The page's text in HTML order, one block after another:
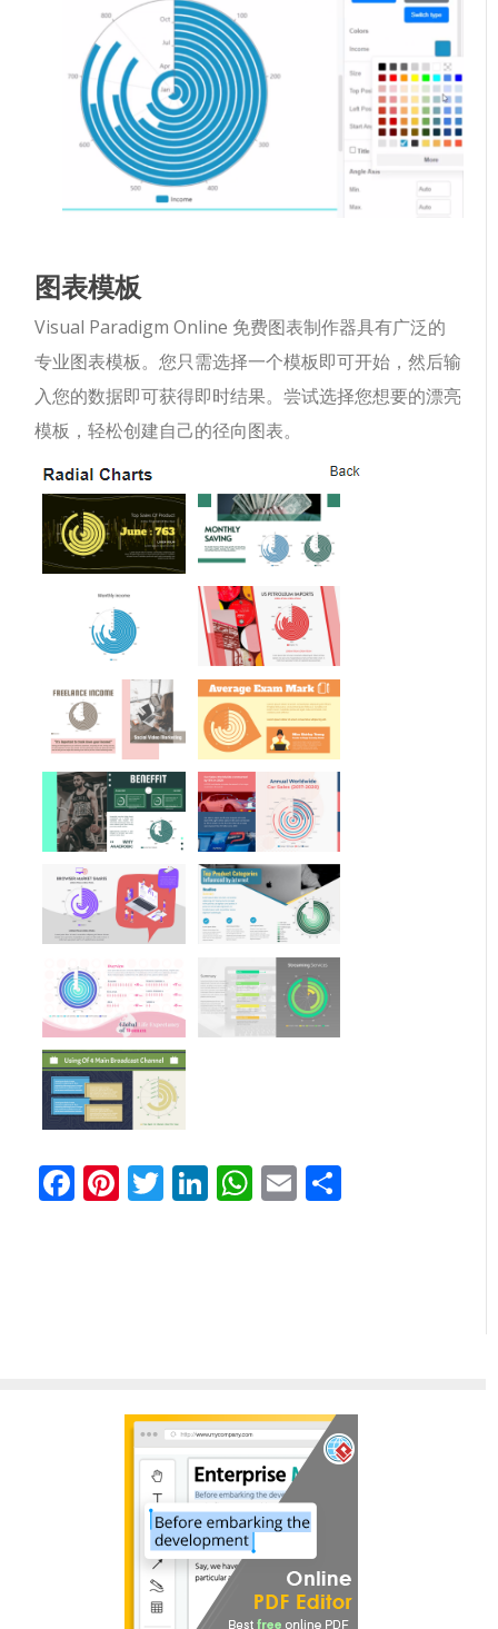
图表模板
Visual Paradigm Online 免费图表制作器具有广泛的
专业图表模板。您只需选择一个模板即可开始，然后输
入您的数据即可获得即时结果。尝试选择您想要的漂亮
模板，轻松创建自己的径向图表。
Facebook
Pinterest
Twitter
LinkedIn
WhatsApp
Email